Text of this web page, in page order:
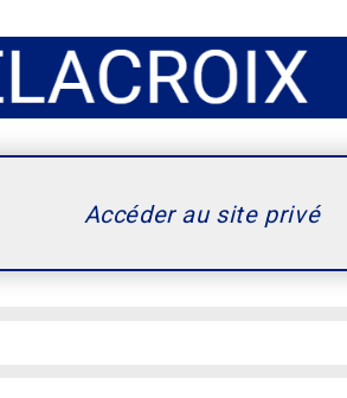
Accéder au site privé